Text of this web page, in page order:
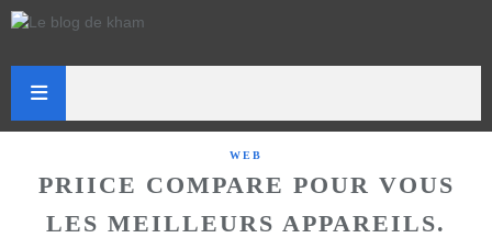
WEB
PRIICE COMPARE POUR VOUS
LES MEILLEURS APPAREILS.